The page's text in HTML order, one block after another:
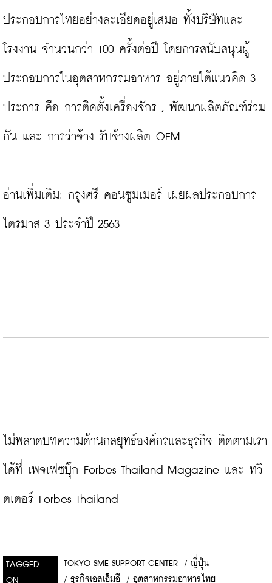
ประกอบการไทยอย่างละเอียดอยู่เสมอ ทั้งบริษัทและ
โรงงาน จำนวนกว่า 100 ครั้งต่อปี โดยการสนับสนุนผู้
ประกอบการในอุตสาหกรรมอาหาร อยู่ภายใต้แนวคิด 3
ประการ คือ การติดตั้งเครื่องจักร , พัฒนาผลิตภัณฑ์ร่วม
กัน และ การว่าจ้าง-รับจ้างผลิต OEM
อ่านเพิ่มเติม: กรุงศรี คอนซูมเมอร์ เผยผลประกอบการ
ไตรมาส 3 ประจำปี 2563
ไม่พลาดบทความด้านกลยุทธ์องค์กรและธุรกิจ ติดตามเรา
ได้ที่ เพจเฟซบุ๊ก Forbes Thailand Magazine และ ทวิ
ตเตอร์ Forbes Thailand
TAGGED
ON
TOKYO SME SUPPORT CENTER / ญี่ปุ่น
/ ธุรกิจเอสเอ็มอี / อุตสาหกรรมอาหารไทย